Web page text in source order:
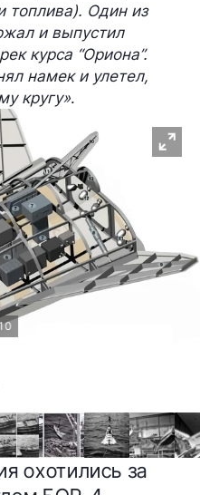
топлива). Один из
и выпустил
курса “Ориона”.
намек и улетел,
кругу».
охотились за